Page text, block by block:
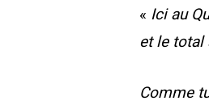
« Ici au
et le total
Comme